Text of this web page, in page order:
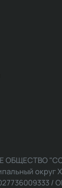
ОБЩЕСТВО
округ
/